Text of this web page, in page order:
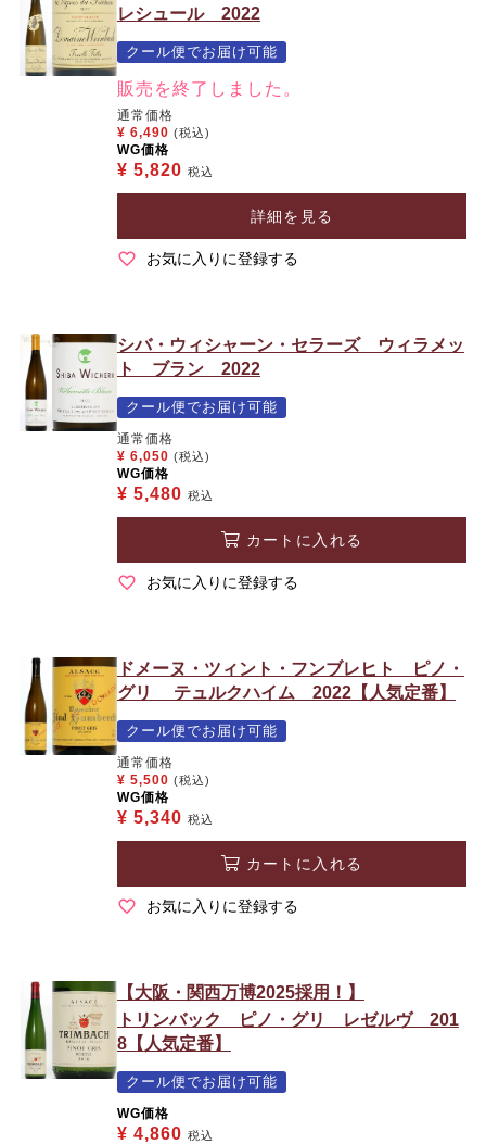
レシュール 2022
クール便でお届け可能
販売を終了しました。
通常価格
¥ 6,490 (税込)
WG価格
¥ 5,820 税込
詳細を見る
お気に入りに登録する
シバ・ウィシャーン・セラーズ ウィラメッ
ト ブラン 2022
クール便でお届け可能
通常価格
¥ 6,050 (税込)
WG価格
¥ 5,480 税込
カートに入れる
お気に入りに登録する
ドメーヌ・ツィント・フンブレヒト ピノ・
グリ テュルクハイム 2022【人気定番】
クール便でお届け可能
通常価格
¥ 5,500 (税込)
WG価格
¥ 5,340 税込
カートに入れる
お気に入りに登録する
【大阪・関西万博2025採用！】
トリンバック ピノ・グリ レゼルヴ 201
8【人気定番】
クール便でお届け可能
WG価格
¥ 4,860 税込